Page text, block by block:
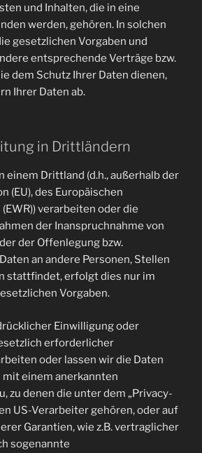
und Inhalten, die in eine
werden, gehören. In solchen
gesetzlichen Vorgaben und
entsprechende Verträge bzw.
dem Schutz Ihrer Daten dienen,
Ihrer Daten ab.
in Drittländern
einem Drittland (d.h., außerhalb der
(EU), des Europäischen
verarbeiten oder die
der Inanspruchnahme von
der Offenlegung bzw.
an andere Personen, Stellen
stattfindet, erfolgt dies nur im
Vorgaben.
Einwilligung oder
erforderlicher
oder lassen wir die Daten
einem anerkannten
zu denen die unter dem „Privacy-
US-Verarbeiter gehören, oder auf
Garantien, wie z.B. vertraglicher
sogenannte